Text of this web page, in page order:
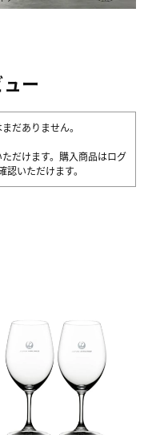
ー
だありません。
だけます。購入商品はログ
認いただけます。